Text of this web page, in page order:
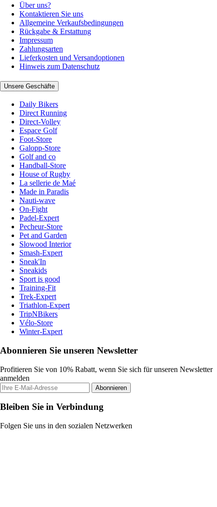
Über uns?
Kontaktieren Sie uns
Allgemeine Verkaufsbedingungen
Rückgabe & Erstattung
Impressum
Zahlungsarten
Lieferkosten und Versandoptionen
Hinweis zum Datenschutz
Unsere Geschäfte
Daily Bikers
Direct Running
Direct-Volley
Espace Golf
Foot-Store
Galopp-Store
Golf and co
Handball-Store
House of Rugby
La sellerie de Maé
Made in Paradis
Nauti-wave
On-Fight
Padel-Expert
Pecheur-Store
Pet and Garden
Slowood Interior
Smash-Expert
Sneak'In
Sneakids
Sport is good
Training-Fit
Trek-Expert
Triathlon-Expert
TripNBikers
Vélo-Store
Winter-Expert
Abonnieren Sie unseren Newsletter
Profitieren Sie von 10% Rabatt, wenn Sie sich für unseren Newsletter
anmelden
Abonnieren
Bleiben Sie in Verbindung
Folgen Sie uns in den sozialen Netzwerken